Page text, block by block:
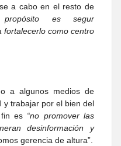
a cabo en el resto de
propósito es segur
fortalecerlo como centro
a algunos medios de
y trabajar por el bien del
es “no promover las
desinformación y
gerencia de altura”.